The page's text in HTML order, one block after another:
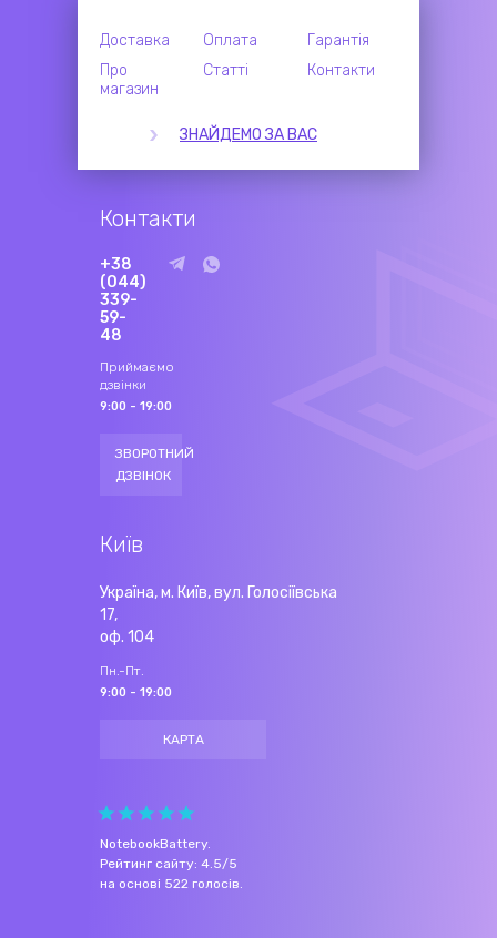
Доставка Оплата
Гарантія
Про
магазин
Статті Контакти
ЗНАЙДЕМО ЗА ВАС
Контакти
+38
(044)
339-
59-
48
Приймаємо
дзвінки
9:00 - 19:00
ЗВОРОТНИЙ
ДЗВІНОК
Київ
Україна, м. Київ, вул. Голосіївська
17,
оф. 104
Пн.-Пт.
9:00 - 19:00
КАРТА
NotebookBattery.
Рейтинг сайту: 4.5/5
на основі 522 голосів.